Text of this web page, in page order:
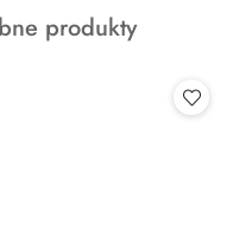
produkty